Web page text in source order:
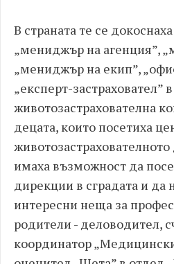
В страната те се
„мениджър на агенция”,
„мениджър на екип”,
„експерт-застраховател” в
животозастрахователна
децата, които посетиха
имаха възможност да
дирекции в сградата и да
интересни неща за
родители - деловодител,
координатор